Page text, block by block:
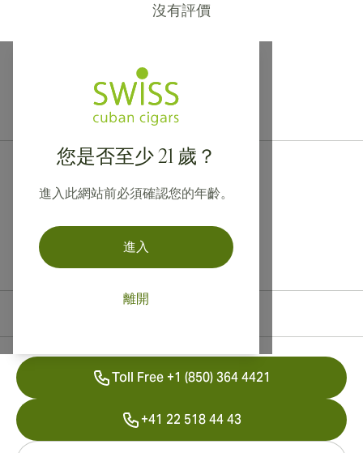
沒有評價
您是否至少 21 歲？
進入此網站前必須確認您的年齡。
進入
離開
提供寄往加拿大、英國及澳洲的國際運送服務！
Toll Free +1 (850) 364 4421
+41 22 518 44 43